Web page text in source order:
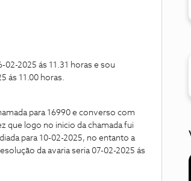
2025 ás 11.31 horas e sou
ás 11.00 horas.
para 16990 e converso com
que logo no inicio da chamada fui
para 10-02-2025, no entanto a
da avaria seria 07-02-2025 ás